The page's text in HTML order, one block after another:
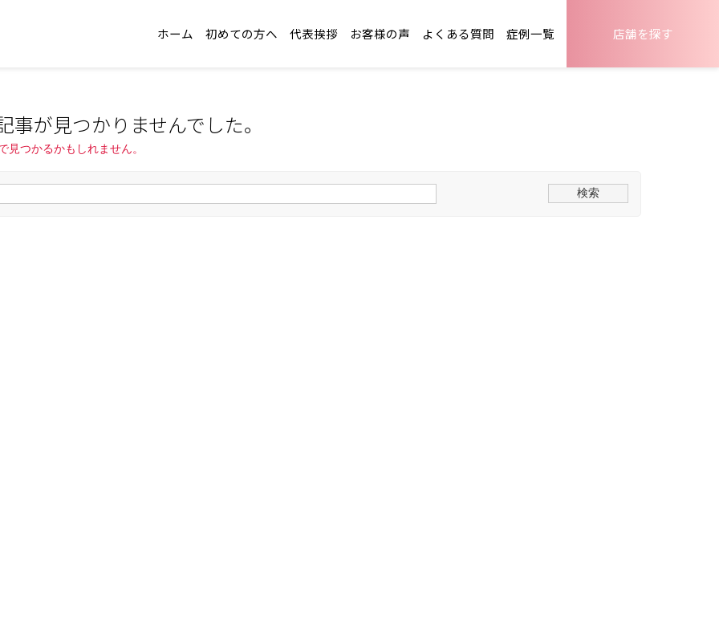
ホーム 初めての方へ 代表挨拶 お客様の声 よくある質問 症例一覧 店舗を探す
事が見つかりませんでした。
見つかるかもしれません。